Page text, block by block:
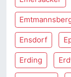
Ensdorf
Erding